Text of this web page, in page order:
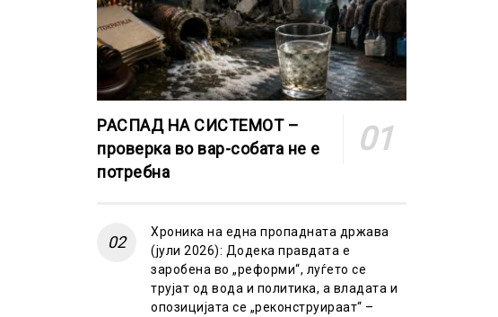
РАСПАД НА СИСТЕМОТ –
проверка во вар-собата не е
потребна
Хроника на една пропадната држава
(јули 2026): Додека правдата е
заробена во „реформи“, луѓето се
трујат од вода и политика, а владата и
опозицијата се „реконструираат“ –